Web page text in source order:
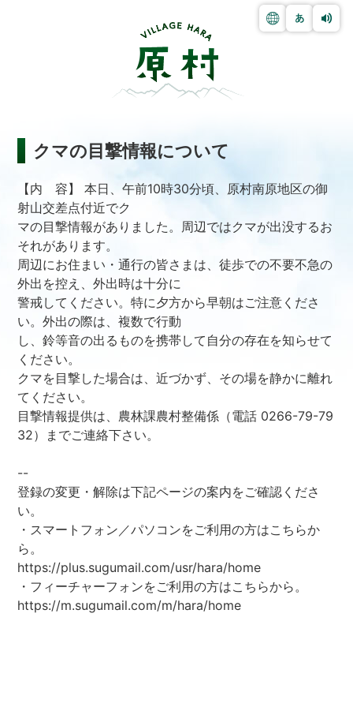
クマの目撃情報について
【内 容】 本日、午前10時30分頃、原村南原地区の御
射山交差点付近でク
マの目撃情報がありました。周辺ではクマが出没するお
それがあります。
周辺にお住まい・通行の皆さまは、徒歩での不要不急の
外出を控え、外出時は十分に
警戒してください。特に夕方から早朝はご注意くださ
い。外出の際は、複数で行動
し、鈴等音の出るものを携帯して自分の存在を知らせて
ください。
クマを目撃した場合は、近づかず、その場を静かに離れ
てください。
目撃情報提供は、農林課農村整備係（電話 0266-79-79
32）までご連絡下さい。
--
登録の変更・解除は下記ページの案内をご確認くださ
い。
・スマートフォン／パソコンをご利用の方はこちらか
ら。
https://plus.sugumail.com/usr/hara/home
・フィーチャーフォンをご利用の方はこちらから。
https://m.sugumail.com/m/hara/home